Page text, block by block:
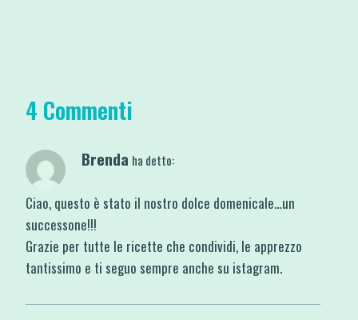
4 Commenti
Brenda ha detto:
Ciao, questo è stato il nostro dolce domenicale…un
successone!!!
Grazie per tutte le ricette che condividi, le apprezzo
tantissimo e ti seguo sempre anche su istagram.